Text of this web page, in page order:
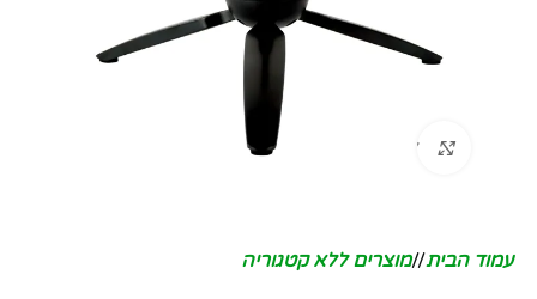
לחץ להגדלה
עמוד הבית/ מוצרים ללא קטגוריה